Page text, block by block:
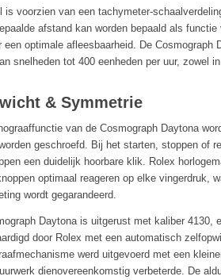
is voorzien van een tachymeter-
afstand kan worden bepaald als
een optimale afleesbaarheid. De
snelheden tot 400 eenheden per uur, zowel
& Symmetrie
van de Cosmograph Daytona
geschroefd. Bij het starten, stoppen of
een duidelijk hoorbare klik. Rolex
optimaal reageren op elke vingerdruk,
wordt gegarandeerd.
Daytona is uitgerust met kaliber 4130,
door Rolex met een automatisch
werd uitgevoerd met een
dienovereenkomstig verbeterde. De